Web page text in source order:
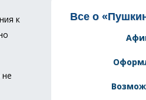
к
Все о